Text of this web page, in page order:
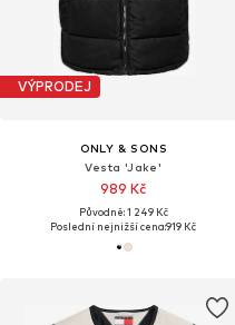
VÝPRODEJ
ONLY & SONS
Vesta 'Jake'
989 Kč
Původně: 1 249 Kč
Poslední nejnižší cena:919 Kč